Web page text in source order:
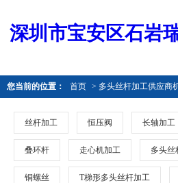
深圳市宝安区石岩
您当前的位置： 首页 > 多头丝杆加工供应商
丝杆加工 恒压阀 长轴加工
叠环杆 走心机加工 多头丝
铜螺丝 T梯形多头丝杆加工